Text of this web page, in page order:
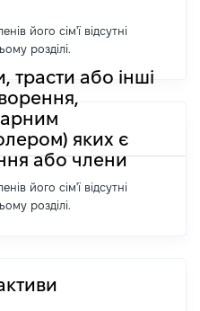
його сім'ї відсутні
розділі.
трасти або інші
яких є
або члени
його сім'ї відсутні
розділі.